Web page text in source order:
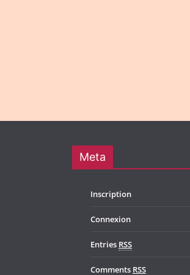
Meta
Inscription
Connexion
Entries RSS
Comments RSS